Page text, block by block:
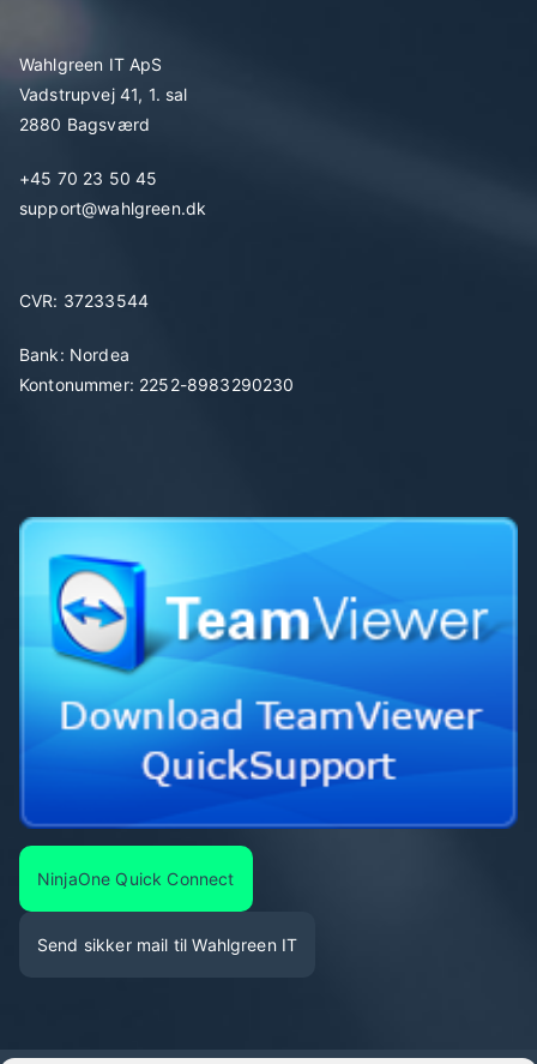
Wahlgreen IT ApS
Vadstrupvej 41, 1. sal
2880 Bagsværd
+45 70 23 50 45
support@wahlgreen.dk
CVR: 37233544
Bank: Nordea
Kontonummer: 2252-8983290230
NinjaOne Quick Connect
Send sikker mail til Wahlgreen IT